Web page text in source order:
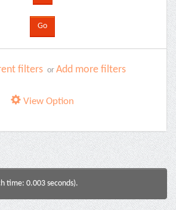
filters or Add more filters
View Option
time: 0.003 seconds).